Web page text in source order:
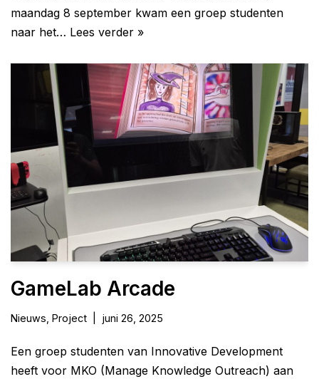
maandag 8 september kwam een groep studenten
naar het… Lees verder »
GameLab Arcade
Nieuws Project juni 26, 2025
Een groep studenten van Innovative Development
heeft voor MKO (Manage Knowledge Outreach) aan